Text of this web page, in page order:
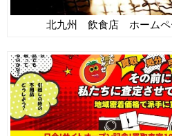
北九州 飲食店 ホームペ